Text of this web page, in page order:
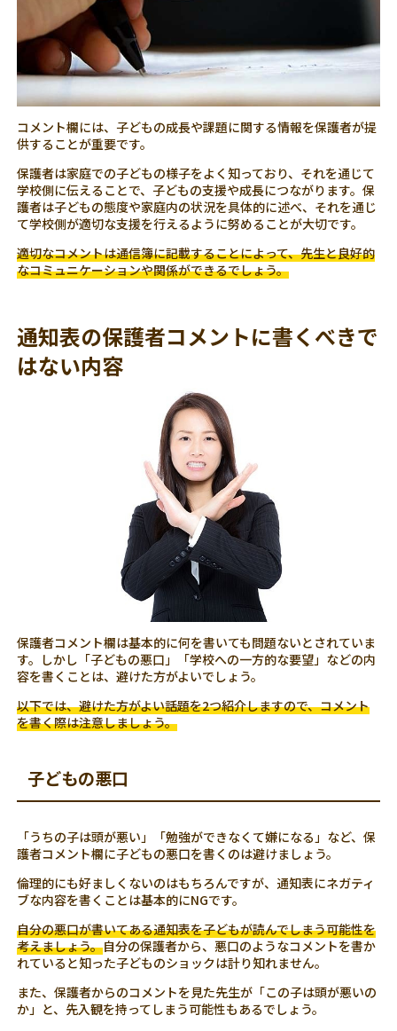
コメント欄には、子どもの成長や課題に関する情報を保護者が提
供することが重要です。
保護者は家庭での子どもの様子をよく知っており、それを通じて
学校側に伝えることで、子どもの支援や成長につながります。保
護者は子どもの態度や家庭内の状況を具体的に述べ、それを通じ
て学校側が適切な支援を行えるように努めることが大切です。
適切なコメントは通信簿に記載することによって、先生と良好的
なコミュニケーションや関係ができるでしょう。
通知表の保護者コメントに書くべきで
はない内容
保護者コメント欄は基本的に何を書いても問題ないとされていま
す。しかし「子どもの悪口」「学校への一方的な要望」などの内
容を書くことは、避けた方がよいでしょう。
以下では、避けた方がよい話題を2つ紹介しますので、コメント
を書く際は注意しましょう。
子どもの悪口
「うちの子は頭が悪い」「勉強ができなくて嫌になる」など、保
護者コメント欄に子どもの悪口を書くのは避けましょう。
倫理的にも好ましくないのはもちろんですが、通知表にネガティ
ブな内容を書くことは基本的にNGです。
自分の悪口が書いてある通知表を子どもが読んでしまう可能性を
考えましょう。自分の保護者から、悪口のようなコメントを書か
れていると知った子どものショックは計り知れません。
また、保護者からのコメントを見た先生が「この子は頭が悪いの
か」と、先入観を持ってしまう可能性もあるでしょう。